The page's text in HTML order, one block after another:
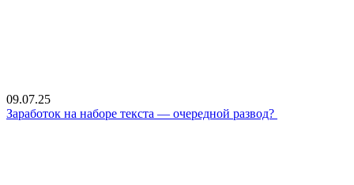
09.07.25
Заработок на наборе текста — очередной развод?